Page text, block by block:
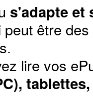
s'adapte et
peut être
lire vos